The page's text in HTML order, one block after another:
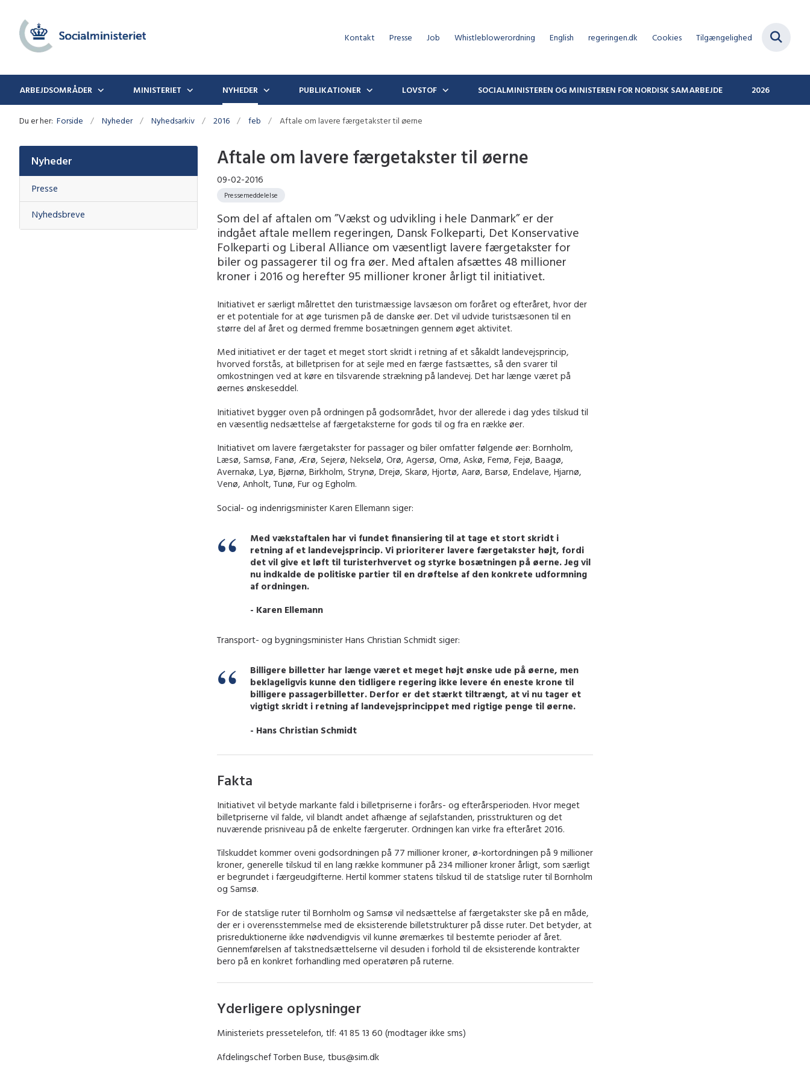
Kontakt Presse Job Whistleblowerordning English regeringen.dk Cookies Tilgængelighed
ARBEJDSOMRÅDER MINISTERIET NYHEDER PUBLIKATIONER LOVSTOF SOCIALMINISTEREN OG MINISTEREN FOR NORDISK SAMARBEJDE 2026
Du er her: Forside Nyheder Nyhedsarkiv 2016 feb Aftale om lavere færgetakster til øerne
Nyheder
Presse
Nyhedsbreve
Aftale om lavere færgetakster til øerne
09-02-2016
Pressemeddelelse
Som del af aftalen om ”Vækst og udvikling i hele Danmark” er der
indgået aftale mellem regeringen, Dansk Folkeparti, Det Konservative
Folkeparti og Liberal Alliance om væsentligt lavere færgetakster for
biler og passagerer til og fra øer. Med aftalen afsættes 48 millioner
kroner i 2016 og herefter 95 millioner kroner årligt til initiativet.
Initiativet er særligt målrettet den turistmæssige lavsæson om foråret og efteråret, hvor der
er et potentiale for at øge turismen på de danske øer. Det vil udvide turistsæsonen til en
større del af året og dermed fremme bosætningen gennem øget aktivitet.
Med initiativet er der taget et meget stort skridt i retning af et såkaldt landevejsprincip,
hvorved forstås, at billetprisen for at sejle med en færge fastsættes, så den svarer til
omkostningen ved at køre en tilsvarende strækning på landevej. Det har længe været på
øernes ønskeseddel.
Initiativet bygger oven på ordningen på godsområdet, hvor der allerede i dag ydes tilskud til
en væsentlig nedsættelse af færgetaksterne for gods til og fra en række øer.
Initiativet om lavere færgetakster for passager og biler omfatter følgende øer: Bornholm,
Læsø, Samsø, Fanø, Ærø, Sejerø, Nekselø, Orø, Agersø, Omø, Askø, Femø, Fejø, Baagø,
Avernakø, Lyø, Bjørnø, Birkholm, Strynø, Drejø, Skarø, Hjortø, Aarø, Barsø, Endelave, Hjarnø,
Venø, Anholt, Tunø, Fur og Egholm.
Social- og indenrigsminister Karen Ellemann siger:
Med vækstaftalen har vi fundet finansiering til at tage et stort skridt i
retning af et landevejsprincip. Vi prioriterer lavere færgetakster højt, fordi
det vil give et løft til turisterhvervet og styrke bosætningen på øerne. Jeg vil
nu indkalde de politiske partier til en drøftelse af den konkrete udformning
af ordningen.
- Karen Ellemann
Transport- og bygningsminister Hans Christian Schmidt siger:
Billigere billetter har længe været et meget højt ønske ude på øerne, men
beklageligvis kunne den tidligere regering ikke levere én eneste krone til
billigere passagerbilletter. Derfor er det stærkt tiltrængt, at vi nu tager et
vigtigt skridt i retning af landevejsprincippet med rigtige penge til øerne.
- Hans Christian Schmidt
Fakta
Initiativet vil betyde markante fald i billetpriserne i forårs- og efterårsperioden. Hvor meget
billetpriserne vil falde, vil blandt andet afhænge af sejlafstanden, prisstrukturen og det
nuværende prisniveau på de enkelte færgeruter. Ordningen kan virke fra efteråret 2016.
Tilskuddet kommer oveni godsordningen på 77 millioner kroner, ø-kortordningen på 9 millioner
kroner, generelle tilskud til en lang række kommuner på 234 millioner kroner årligt, som særligt
er begrundet i færgeudgifterne. Hertil kommer statens tilskud til de statslige ruter til Bornholm
og Samsø.
For de statslige ruter til Bornholm og Samsø vil nedsættelse af færgetakster ske på en måde,
der er i overensstemmelse med de eksisterende billetstrukturer på disse ruter. Det betyder, at
prisreduktionerne ikke nødvendigvis vil kunne øremærkes til bestemte perioder af året.
Gennemførelsen af takstnedsættelserne vil desuden i forhold til de eksisterende kontrakter
bero på en konkret forhandling med operatøren på ruterne.
Yderligere oplysninger
Ministeriets pressetelefon, tlf: 41 85 13 60 (modtager ikke sms)
Afdelingschef Torben Buse, tbus@sim.dk